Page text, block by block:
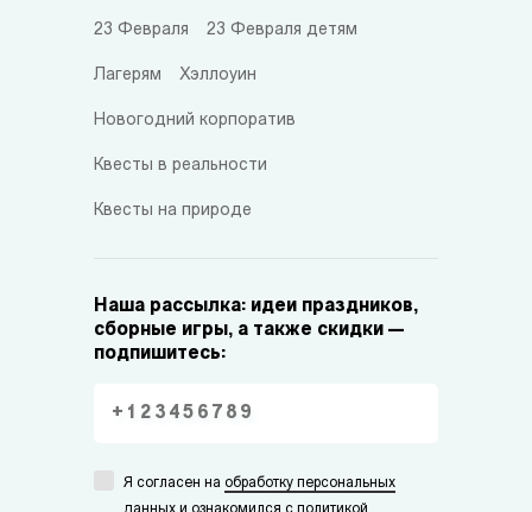
23 Февраля 23 Февраля детям
Лагерям Хэллоуин
Новогодний корпоратив
Квесты в реальности
Квесты на природе
Наша рассылка: идеи праздников,
сборные игры, а также скидки —
подпишитесь:
Я согласен на обработку персональных